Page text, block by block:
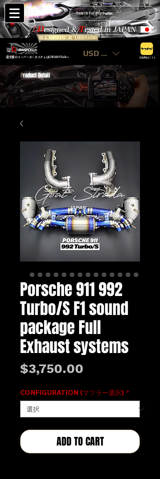
最安値のスーパーカーカスタムはGWAPOTechへ USD ($) 出品商品はこちら
Product Detail
Porsche 911 992
Turbo/S F1 sound
package Full
Exhaust systems
$3,750.00
CONFIGURATION (マフラー選択) *
ADD TO CART